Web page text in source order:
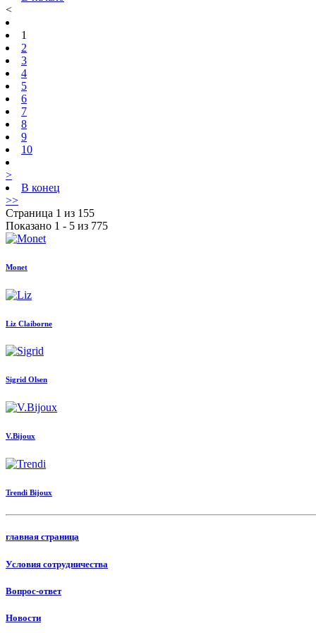
<
1
2
3
4
5
6
7
8
9
10
>
В конец
>>
Страница 1 из 155
Показано 1 - 5 из 775
Monet
Liz Claiborne
Sigrid Olsen
V.Bijoux
Trendi Bijoux
главная страница
Условия сотрудничества
Вопрос-ответ
Новости